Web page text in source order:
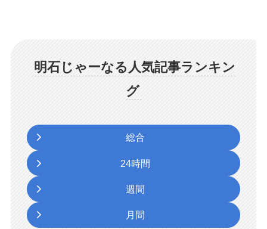
明石じゃーなる人気記事ランキン
グ
総合
24時間
週間
月間